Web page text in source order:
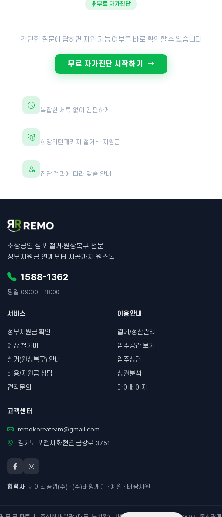
무료 자가진단
간단한 질문에 답하면 지원 가능 여부를 바로 확인할 수 있습니다
무료 자가진단 시작하기
30초면 충분합니다
복잡한 서류 없이 간편하게
최대 600만원 지원
희망리턴패키지 철거비 지원금
전문가 1:1 상담
진단 결과에 따라 맞춤 안내
소상공인 점포 철거·원상복구 전문
정부지원금 연계부터 시공까지 원스톱
1588-1362
평일 09:00 - 18:00
서비스
정부지원금 확인
예상 철거비
철거(원상복구) 안내
비용/지원금 상담
견적문의
이용안내
결제/정산관리
입주공간 보기
입주상담
상권분석
마이페이지
고객센터
remokoreateam@gmail.com
경기도 포천시 화현면 금강로 3751
협력사 제이리공영(주) · (주)태형개발 · 예원 · 태광자원